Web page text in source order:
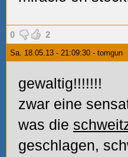
0 2
Sa. 18.05.13 - 21:09:30 - tomgun
gewaltig!!!!!!!
zwar eine
was die
geschlagen,